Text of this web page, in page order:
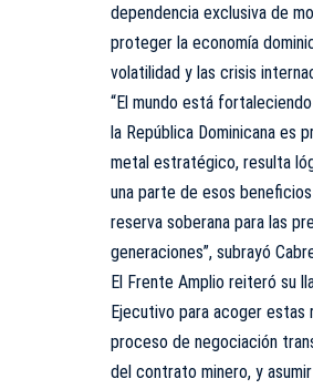
dependencia exclusiva de
proteger la economía
volatilidad y las crisis
“El mundo está
la República Dominicana es
metal estratégico, resulta
una parte de esos
reserva soberana para las
generaciones”, subrayó
El Frente Amplio reiteró su
Ejecutivo para acoger estas
proceso de negociación
del contrato minero, y